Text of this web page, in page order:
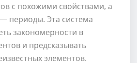
с похожими свойствами, а
периоды. Эта система
закономерности в
и предсказывать
элементов.